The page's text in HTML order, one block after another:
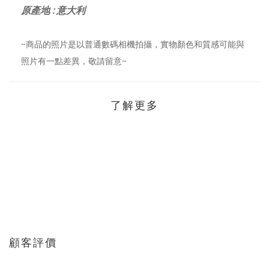
原產地 : 意大利
~商品的照片是以普通數碼相機拍攝，實物顏色和質感可能與
照片有一點差異，敬請留意~
了解更多
顧客評價